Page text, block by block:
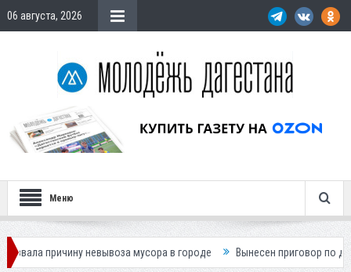
06 августа, 2026
Меню
невывоза мусора в городе Вынесен приговор по делу о гибели